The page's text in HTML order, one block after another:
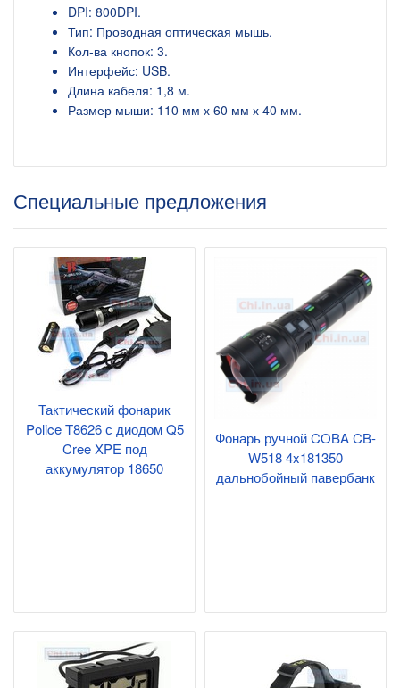
DPI: 800DPI.
Тип: Проводная оптическая мышь.
Кол-ва кнопок: 3.
Интерфейс: USB.
Длина кабеля: 1,8 м.
Размер мыши: 110 мм х 60 мм х 40 мм.
Специальные предложения
Тактический фонарик
Police T8626 с диодом Q5
Cree XPE под
аккумулятор 18650
Фонарь ручной COBA CB-
W518 4x181350
дальнобойный павербанк